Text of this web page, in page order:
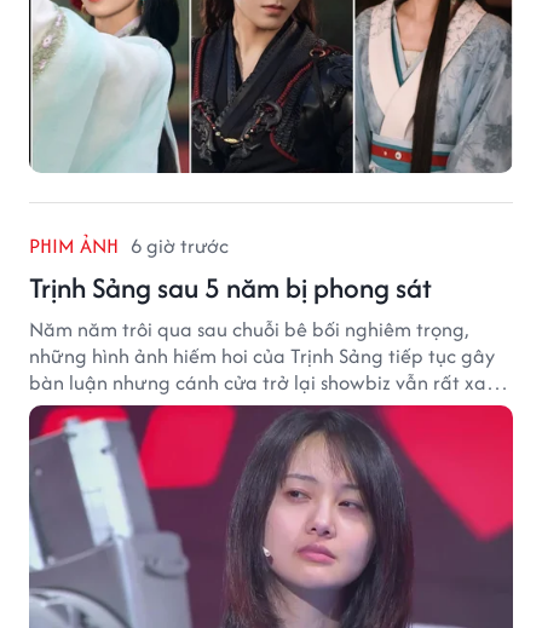
PHIM ẢNH 6 giờ trước
Trịnh Sảng sau 5 năm bị phong sát
Năm năm trôi qua sau chuỗi bê bối nghiêm trọng,
những hình ảnh hiếm hoi của Trịnh Sảng tiếp tục gây
bàn luận nhưng cánh cửa trở lại showbiz vẫn rất xa
vời.